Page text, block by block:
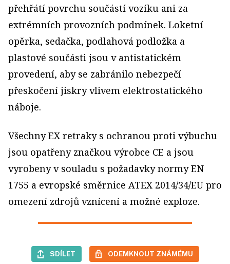
přehřátí povrchu součástí vozíku ani za
extrémních provozních podmínek. Loketní
opěrka, sedačka, podlahová podložka a
plastové součásti jsou v antistatickém
provedení, aby se zabránilo nebezpečí
přeskočení jiskry vlivem elektrostatického
náboje.
Všechny EX retraky s ochranou proti výbuchu
jsou opatřeny značkou výrobce CE a jsou
vyrobeny v souladu s požadavky normy EN
1755 a evropské směrnice ATEX 2014/34/EU pro
omezení zdrojů vznícení a možné exploze.
SDÍLET ODEMKNOUT ZNÁMÉMU